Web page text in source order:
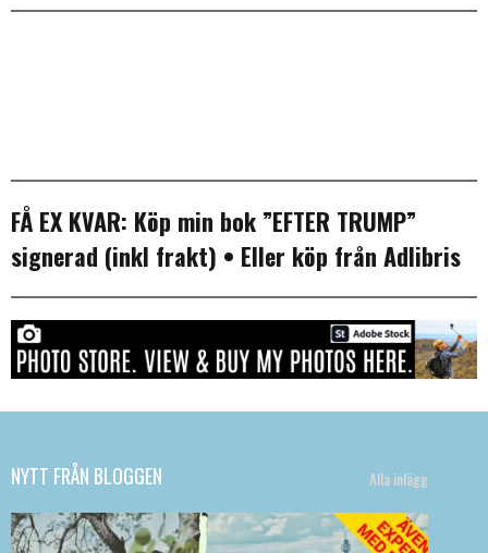
FÅ EX KVAR: Köp min bok ”EFTER TRUMP”
signerad (inkl frakt) • Eller köp från Adlibris
NYTT FRÅN BLOGGEN Alla inlägg